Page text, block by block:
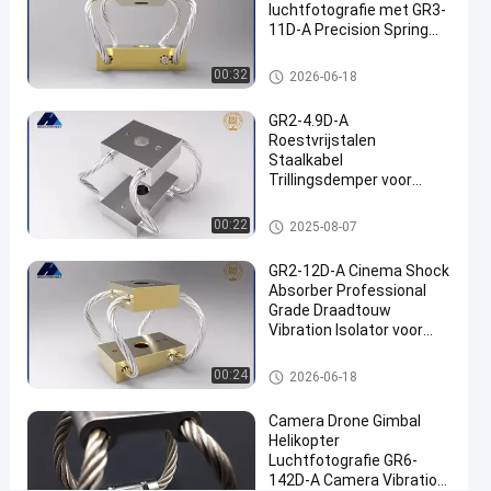
Videocamera
Vibration
Isolator
#
Isolator
G
e
i
00:32
luchtfotografie met GR3-
11D-A Precision Spring
Vibratie-isolator van de camer
a
2026-06-18
00:22
GR2-4.9D-A
Roestvrijstalen
Staalkabel
Trillingsdemper voor
Vibratie-isolator van de camer
a
2025-08-07
00:24
GR2-12D-A Cinema Shock
Absorber Professional
Grade Draadtouw
Vibration Isolator voor
Vibratie-isolator van de camer
a
2026-06-18
Camera Drone Gimbal
Helikopter
Luchtfotografie GR6-
142D-A Camera Vibration